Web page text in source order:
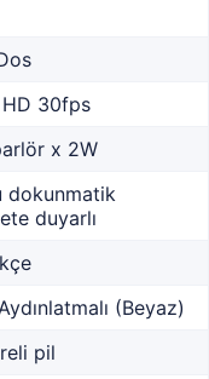
30fps
x 2W
dokunmatik
duyarlı
(Beyaz)
pil